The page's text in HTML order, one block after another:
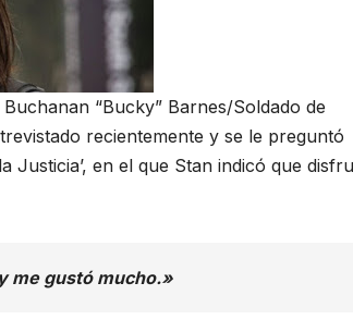
“Bucky” Barnes/Soldado de
recientemente y se le preguntó
Justicia’, en el que Stan indicó que
me gustó mucho.»